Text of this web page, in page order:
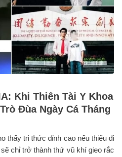
Khi Thiên Tài Y Khoa
Đùa Ngày Cá Tháng
thấy tri thức đỉnh cao nếu thiếu đi
chỉ trở thành thứ vũ khí gieo rắc